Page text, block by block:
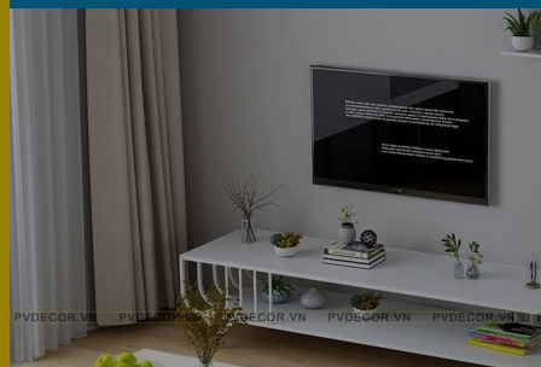
Giới thiệu
Dự án
Công trình văn phòng
Công trình nhà ở
Sản phẩm
Văn phòng